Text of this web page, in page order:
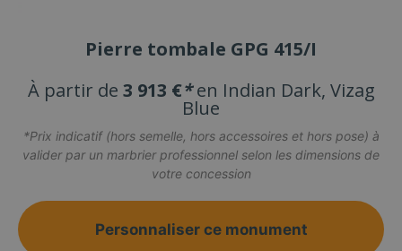
Pierre tombale GPG 415/I
À partir de 3 913 €* en Indian Dark, Vizag
Blue
*Prix indicatif (hors semelle, hors accessoires et hors pose) à
valider par un marbrier professionnel selon les dimensions de
votre concession
Personnaliser ce monument